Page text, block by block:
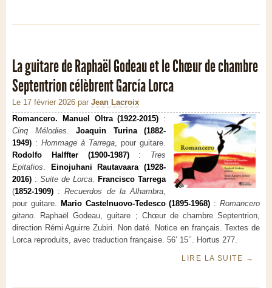
La guitare de Raphaël Godeau et le Chœur de chambre
Septentrion célèbrent García Lorca
Le 17 février 2026 par Jean Lacroix
Romancero. Manuel Oltra (1922-2015) :
Cinq Mélodies. Joaquin Turina (1882-
1949) : Hommage à Tarrega, pour guitare.
Rodolfo Halffter (1900-1987) : Tres
Epitafios.
Einojuhani Rautavaara (1928-
2016) : Suite de Lorca. Francisco Tarrega
(1852-1909) :Recuerdos de la Alhambra,
pour guitare. Mario Castelnuovo-Tedesco (1895-1968) :Romancero
gitano. Raphaël Godeau, guitare ; Chœur de chambre Septentrion,
direction Rémi Aguirre Zubiri. Non daté. Notice en français. Textes de
Lorca reproduits, avec traduction française. 56’ 15’’. Hortus 277.
LIRE LA SUITE →